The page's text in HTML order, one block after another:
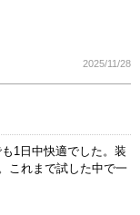
2025/11/28
1日中快適でした。装
これまで試した中で一